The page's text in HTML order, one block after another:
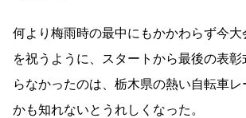
何より梅雨時の最中にもかかわらず今大
を祝うように、スタートから最後の表
らなかったのは、栃木県の熱い自転車
かも知れないとうれしくなった。